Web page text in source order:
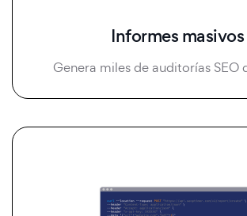
Informes masivos
Genera miles de auditorías SEO